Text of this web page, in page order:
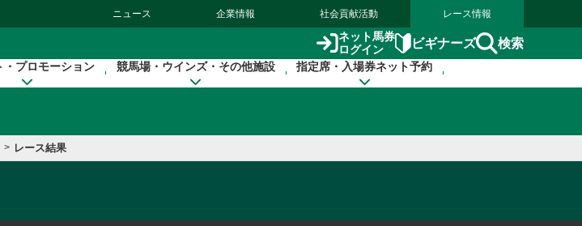
ニュース 企業情報 社会貢献活動 レース情報
ネット馬券
ログイン
ビギナーズ 検索
・プロモーション 競馬場・ウインズ・その他施設 指定席・入場券ネット予約
> レース結果